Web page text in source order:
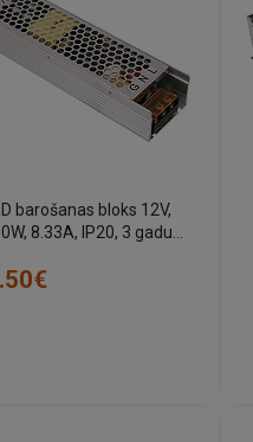
barošanas bloks 12V,
8.33A, IP20, 3 gadu